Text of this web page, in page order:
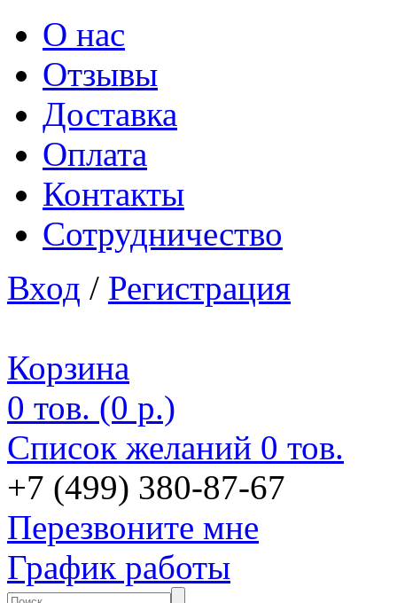
О нас
Отзывы
Доставка
Оплата
Контакты
Сотрудничество
Вход / Регистрация
Корзина
0 тов. (0 р.)
Список желаний 0 тов.
+7 (499) 380-87-67
Перезвоните мне
График работы